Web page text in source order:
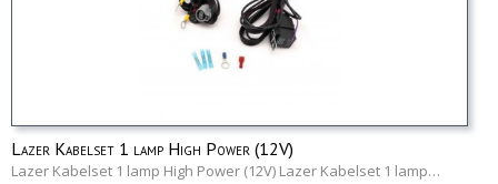
Lazer Kabelset 1 lamp High Power (12V)
Lazer Kabelset 1 lamp High Power (12V) Lazer Kabelset 1 lamp…